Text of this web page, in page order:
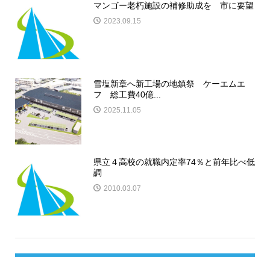
マンゴー老朽施設の補修助成を 市に要望
2023.09.15
雪塩新章へ新工場の地鎮祭 ケーエムエ
フ 総工費40億...
2025.11.05
県立４高校の就職内定率74％と前年比べ低
調
2010.03.07